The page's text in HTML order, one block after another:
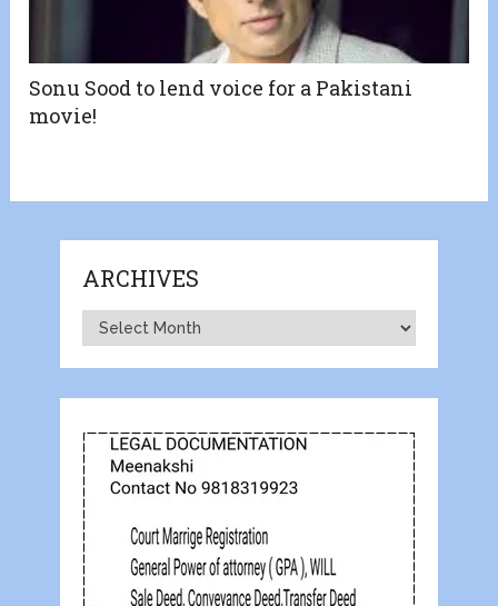
​Sonu Sood to lend voice for a Pakistani
movie!
ARCHIVES
Archives